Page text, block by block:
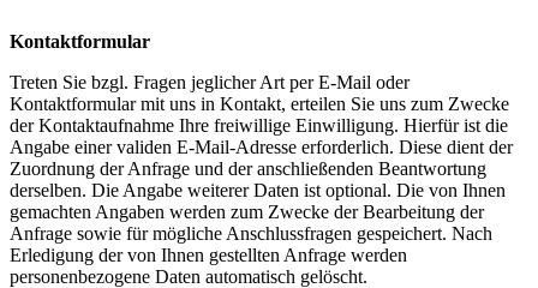
Kontaktformular
Treten Sie bzgl. Fragen jeglicher Art per E-Mail oder
Kontaktformular mit uns in Kontakt, erteilen Sie uns zum Zwecke
der Kontaktaufnahme Ihre freiwillige Einwilligung. Hierfür ist die
Angabe einer validen E-Mail-Adresse erforderlich. Diese dient der
Zuordnung der Anfrage und der anschließenden Beantwortung
derselben. Die Angabe weiterer Daten ist optional. Die von Ihnen
gemachten Angaben werden zum Zwecke der Bearbeitung der
Anfrage sowie für mögliche Anschlussfragen gespeichert. Nach
Erledigung der von Ihnen gestellten Anfrage werden
personenbezogene Daten automatisch gelöscht.